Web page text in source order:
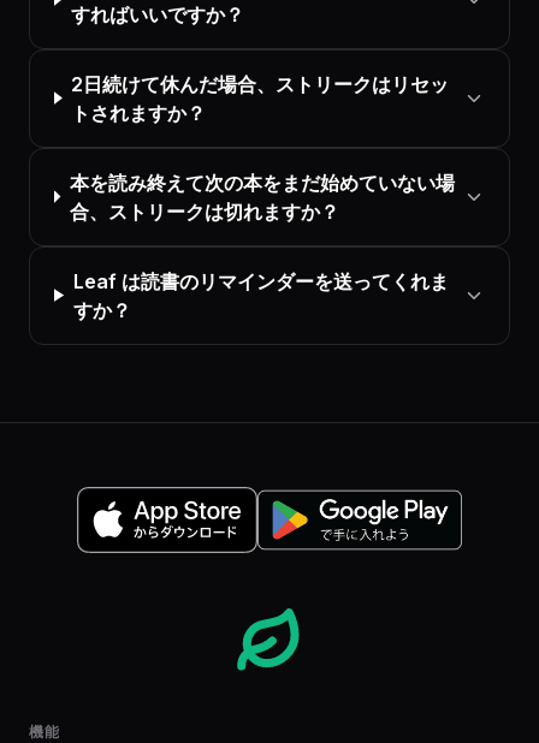
すればいいですか？
2日続けて休んだ場合、ストリークはリセッ
トされますか？
本を読み終えて次の本をまだ始めていない場
合、ストリークは切れますか？
Leaf は読書のリマインダーを送ってくれま
すか？
機能